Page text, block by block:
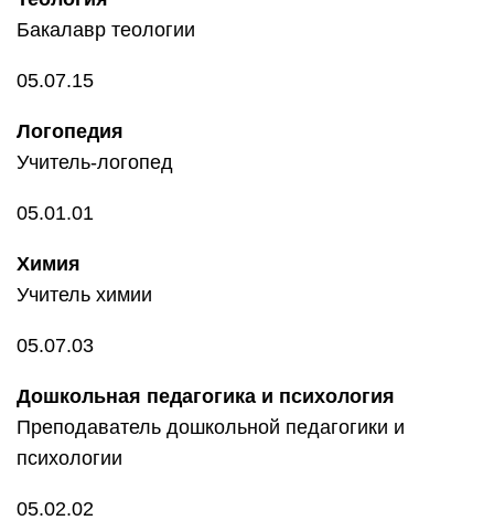
Бакалавр теологии
05.07.15
Логопедия
Учитель-логопед
05.01.01
Химия
Учитель химии
05.07.03
Дошкольная педагогика и психология
Преподаватель дошкольной педагогики и
психологии
05.02.02